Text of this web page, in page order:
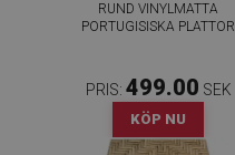
RUND VINYLMATTA
PORTUGISISKA PLATTOR
PRIS: 499.00 SEK
KÖP NU